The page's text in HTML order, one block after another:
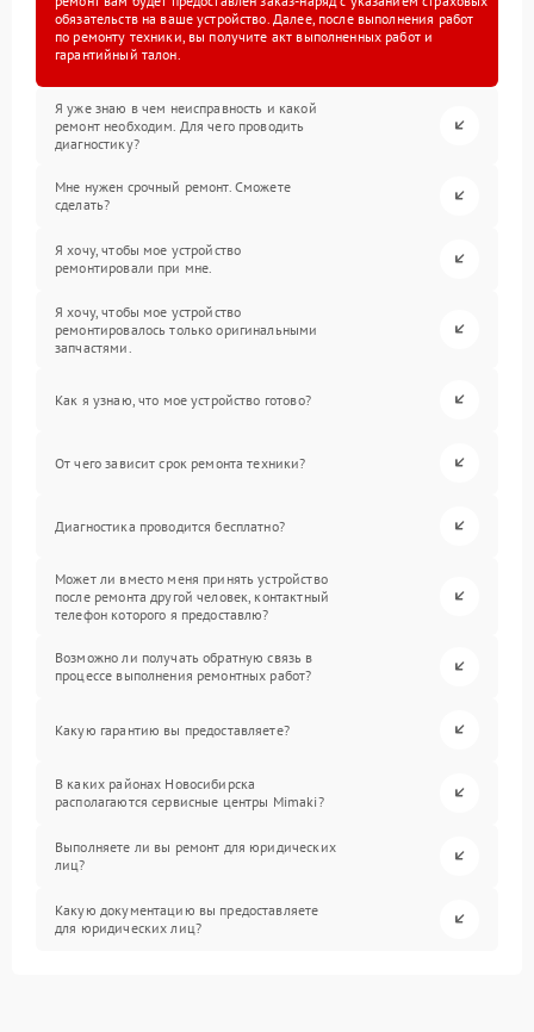
обязательств на ваше устройство. Далее, после выполнения работ
по ремонту техники, вы получите акт выполненных работ и
гарантийный талон.
Я уже знаю в чем неисправность и какой
ремонт необходим. Для чего проводить
диагностику?
Мне нужен срочный ремонт. Сможете
сделать?
Я хочу, чтобы мое устройство
ремонтировали при мне.
Я хочу, чтобы мое устройство
ремонтировалось только оригинальными
запчастями.
Как я узнаю, что мое устройство готово?
От чего зависит срок ремонта техники?
Диагностика проводится бесплатно?
Может ли вместо меня принять устройство
после ремонта другой человек, контактный
телефон которого я предоставлю?
Возможно ли получать обратную связь в
процессе выполнения ремонтных работ?
Какую гарантию вы предоставляете?
В каких районах Новосибирска
располагаются сервисные центры Mimaki?
Выполняете ли вы ремонт для юридических
лиц?
Какую документацию вы предоставляете
для юридических лиц?